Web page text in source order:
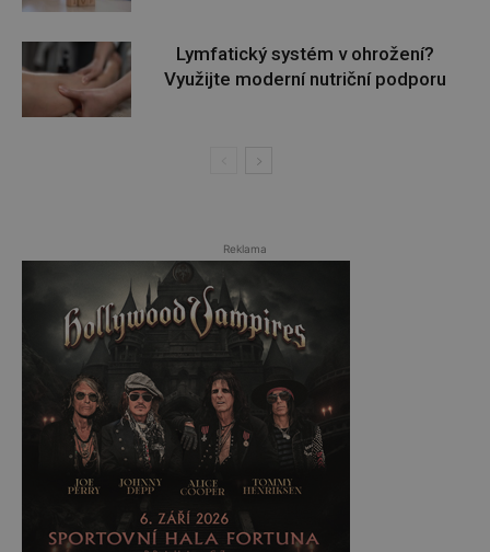
Lymfatický systém v ohrožení?
Využijte moderní nutriční podporu
Reklama